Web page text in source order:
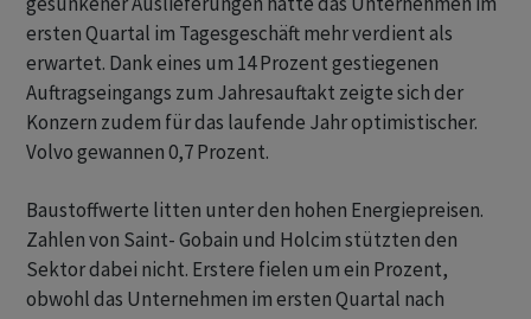
ersten Quartal im Tagesgeschäft mehr verdient als
erwartet. Dank eines um 14 Prozent gestiegenen
Auftragseingangs zum Jahresauftakt zeigte sich der
Konzern zudem für das laufende Jahr optimistischer.
Volvo gewannen 0,7 Prozent.
Baustoffwerte litten unter den hohen Energiepreisen.
Zahlen von Saint- Gobain und Holcim stützten den
Sektor dabei nicht. Erstere fielen um ein Prozent,
obwohl das Unternehmen im ersten Quartal nach